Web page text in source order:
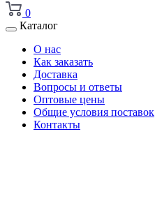
0
Каталог
О нас
Как заказать
Доставка
Вопросы и ответы
Оптовые цены
Общие условия поставок
Контакты